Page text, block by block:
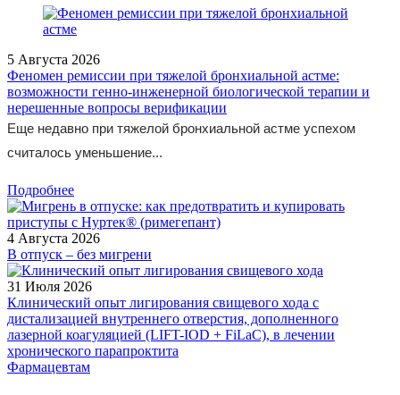
5 Августа 2026
Феномен ремиссии при тяжелой бронхиальной астме:
возможности генно-инженерной биологической терапии и
нерешенные вопросы верификации
Еще недавно при тяжелой бронхиальной астме успехом
считалось уменьшение...
Подробнее
4 Августа 2026
В отпуск – без мигрени
31 Июля 2026
Клинический опыт лигирования свищевого хода с
дистализацией внутреннего отверстия, дополненного
лазерной коагуляцией (LIFT-IOD + FiLaC), в лечении
хронического парапроктита
Фармацевтам